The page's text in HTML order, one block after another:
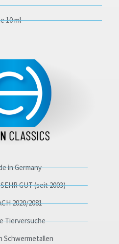
in Germany
GUT (seit 2003)
2020/2081
Tierversuche
Schwermetallen
10 ml